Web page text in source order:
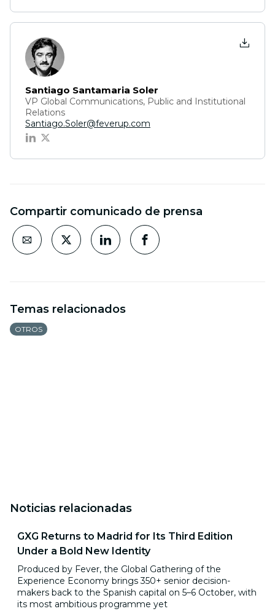
Santiago Santamaria Soler
VP Global Communications, Public and Institutional
Relations
Santiago.Soler@feverup.com
Compartir comunicado de prensa
Temas relacionados
OTROS
Noticias relacionadas
GXG Returns to Madrid for Its Third Edition
Under a Bold New Identity
Produced by Fever, the Global Gathering of the
Experience Economy brings 350+ senior decision-
makers back to the Spanish capital on 5–6 October, with
its most ambitious programme yet